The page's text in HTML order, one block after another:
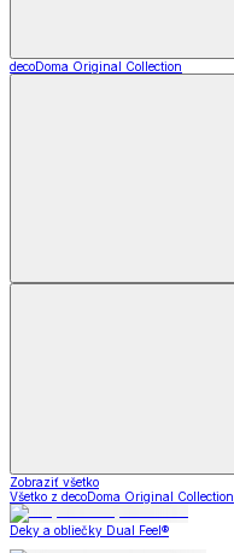
decoDoma Original Collection
Zobraziť všetko
Všetko z decoDoma Original Collection
Deky a obliečky Dual Feel®